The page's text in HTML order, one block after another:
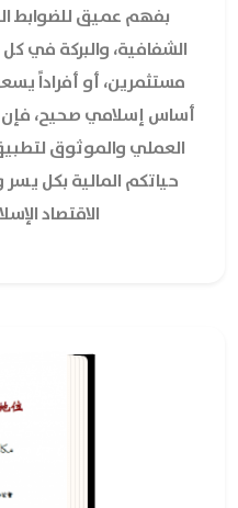
بفهم عميق للضوابط
الشفافية، والبركة في كل
مستثمرين، أو أفراداً
أساس إسلامي صحيح، فإن
العملي والموثوق
حياتكم المالية بكل
الاقتصاد